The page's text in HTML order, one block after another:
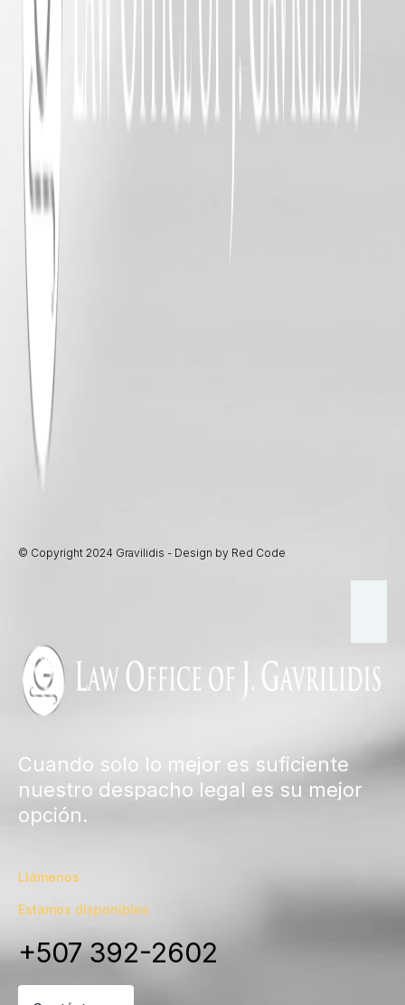
© Copyright 2024 Gravilidis - Design by Red Code
Cuando solo lo mejor es suficiente
nuestro despacho legal es su mejor
opción.
Llámenos
Estamos disponibles
+507 392-2602